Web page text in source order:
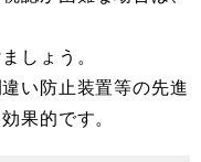
しょう。
い防止装置等の先進
果的です。